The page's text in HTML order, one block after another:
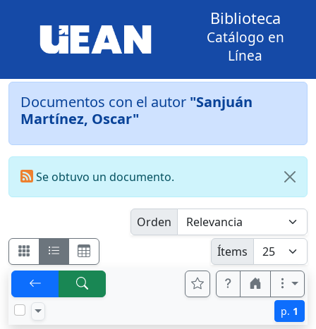
Biblioteca
Catálogo en
Línea
Documentos con el autor "Sanjuán
Martínez, Oscar"
Se obtuvo un documento.
Orden
Ítems
p. 1